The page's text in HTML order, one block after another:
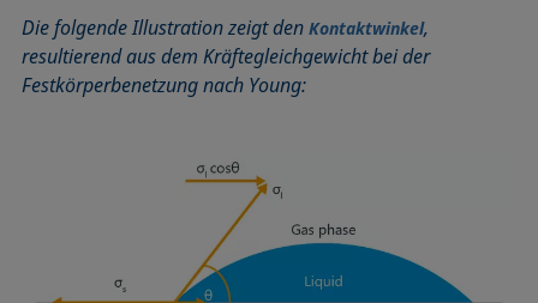
Die folgende Illustration zeigt denKontaktwinkel,
resultierend aus dem Kräftegleichgewicht bei der
Festkörperbenetzung nach Young: